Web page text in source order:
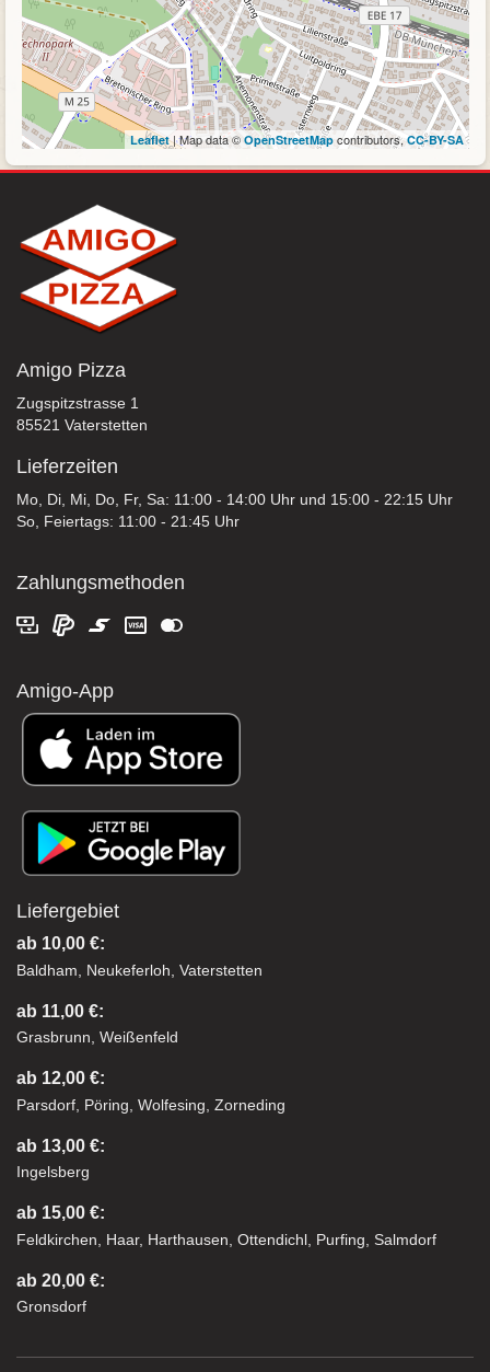
Leaflet| Map data © OpenStreetMapcontributors,CC-BY-SA
Amigo Pizza
Zugspitzstrasse 1
85521 Vaterstetten
Lieferzeiten
Mo, Di, Mi, Do, Fr, Sa: 11:00 - 14:00 Uhr und 15:00 - 22:15 Uhr
So, Feiertags: 11:00 - 21:45 Uhr
Zahlungsmethoden
Amigo-App
Liefergebiet
ab 10,00 €:
Baldham, Neukeferloh, Vaterstetten
ab 11,00 €:
Grasbrunn, Weißenfeld
ab 12,00 €:
Parsdorf, Pöring, Wolfesing, Zorneding
ab 13,00 €:
Ingelsberg
ab 15,00 €:
Feldkirchen, Haar, Harthausen, Ottendichl, Purfing, Salmdorf
ab 20,00 €:
Gronsdorf